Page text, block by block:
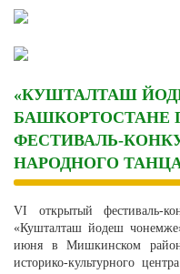
Skip
content
«КУШТАЛТАШ
БАШКОРТОСТАНЕ
ФЕСТИВАЛЬ-
НАРОДНОГО
VI открытый фестиваль-
«Кушталташ йодеш
июня в Мишкинском
историко-культурного